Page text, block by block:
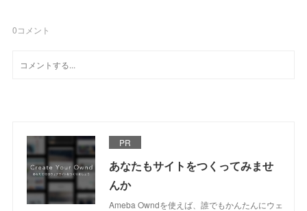
0コメント
PR
あなたもサイトをつくってみませ
んか
Ameba Owndを使えば、誰でもかんたんにウェ